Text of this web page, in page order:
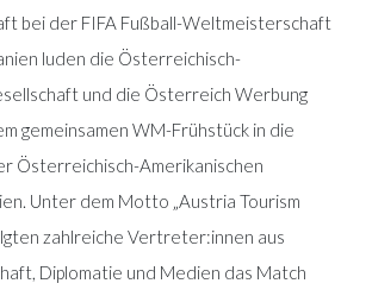
bei der FIFA Fußball-Weltmeisterschaft
luden die Österreichisch-
und die Österreich Werbung
gemeinsamen WM-Frühstück in die
Österreichisch-Amerikanischen
Unter dem Motto „Austria Tourism
zahlreiche Vertreter:innen aus
Diplomatie und Medien das Match